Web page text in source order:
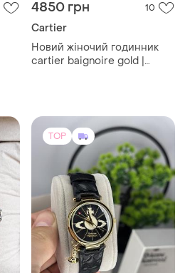
4850 грн 10
Cartier
Новий жіночий годинник
cartier baignoire gold |
TOP